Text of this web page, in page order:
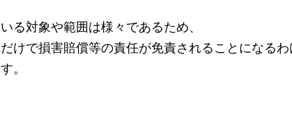
る対象や範囲は様々であるため、
けで損害賠償等の責任が免責されることになるわ
。